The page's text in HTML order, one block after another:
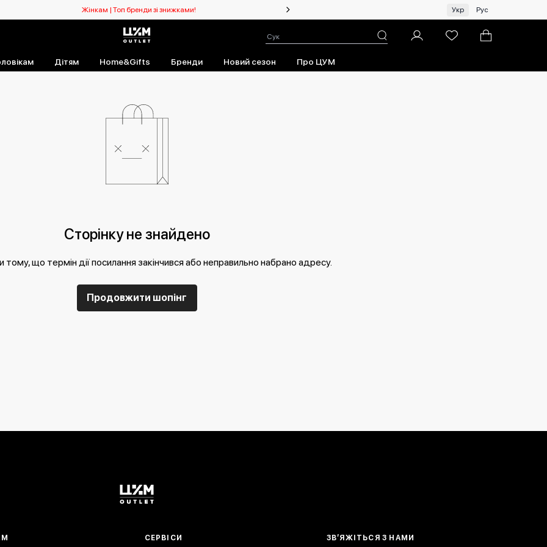
Жінкам | Топ бренди зі знижками! Чоловікам | Топ бренди зі знижками!
Укр Рус
Дітям Home&Gifts Бренди Новий сезон Про ЦУМ
Сторінку не знайдено
що термін дії посилання закінчився або неправильно набрано адресу.
Продовжити шопінг
ЗВ’ЯЖІТЬСЯ З НАМИ
СЕРВІСИ